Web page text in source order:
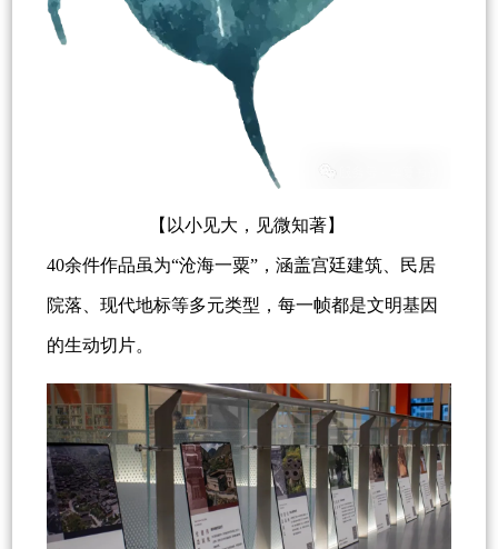
【以小见大，见微知著】
40余件作品虽为“沧海一粟”，涵盖宫廷建筑、民居
院落、现代地标等多元类型，每一帧都是文明基因
的生动切片。